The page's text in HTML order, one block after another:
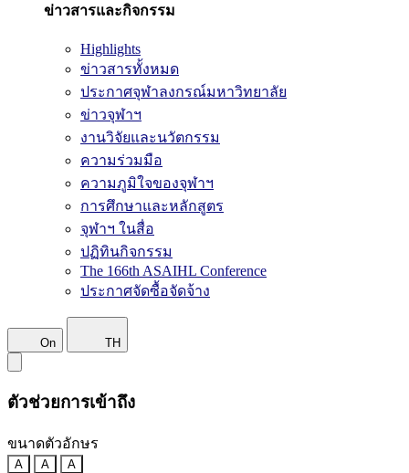
ข่าวสารและกิจกรรม
Highlights
ข่าวสารทั้งหมด
ประกาศจุฬาลงกรณ์มหาวิทยาลัย
ข่าวจุฬาฯ
งานวิจัยและนวัตกรรม
ความร่วมมือ
ความภูมิใจของจุฬาฯ
การศึกษาและหลักสูตร
จุฬาฯ ในสื่อ
ปฏิทินกิจกรรม
The 166th ASAIHL Conference
ประกาศจัดซื้อจัดจ้าง
On TH
ตัวช่วยการเข้าถึง
ขนาดตัวอักษร
A A A